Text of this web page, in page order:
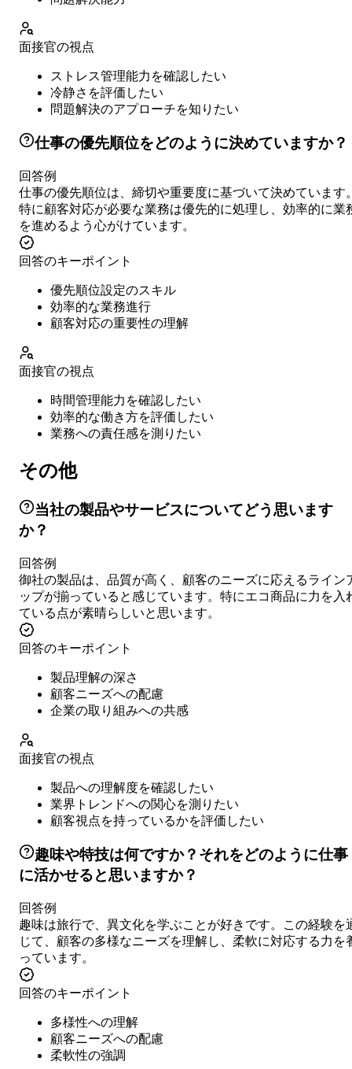
面接官の視点
ストレス管理能力を確認したい
冷静さを評価したい
問題解決のアプローチを知りたい
仕事の優先順位をどのように決めていますか？
回答例
仕事の優先順位は、締切や重要度に基づいて決めています
特に顧客対応が必要な業務は優先的に処理し、効率的に業
を進めるよう心がけています。
回答のキーポイント
優先順位設定のスキル
効率的な業務進行
顧客対応の重要性の理解
面接官の視点
時間管理能力を確認したい
効率的な働き方を評価したい
業務への責任感を測りたい
その他
当社の製品やサービスについてどう思います
か？
回答例
御社の製品は、品質が高く、顧客のニーズに応えるライン
ップが揃っていると感じています。特にエコ商品に力を入
ている点が素晴らしいと思います。
回答のキーポイント
製品理解の深さ
顧客ニーズへの配慮
企業の取り組みへの共感
面接官の視点
製品への理解度を確認したい
業界トレンドへの関心を測りたい
顧客視点を持っているかを評価したい
趣味や特技は何ですか？それをどのように仕事
に活かせると思いますか？
回答例
趣味は旅行で、異文化を学ぶことが好きです。この経験を
じて、顧客の多様なニーズを理解し、柔軟に対応する力を
っています。
回答のキーポイント
多様性への理解
顧客ニーズへの配慮
柔軟性の強調